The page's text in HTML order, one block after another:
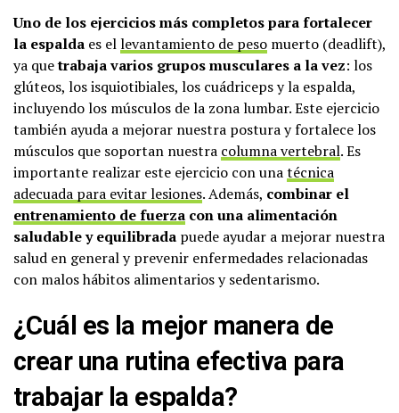
Uno de los ejercicios más completos para fortalecer
la espalda es ellevantamiento de peso muerto (deadlift),
ya quetrabaja varios grupos musculares a la vez: los
glúteos, los isquiotibiales, los cuádriceps y la espalda,
incluyendo los músculos de la zona lumbar. Este ejercicio
también ayuda a mejorar nuestra postura y fortalece los
músculos que soportan nuestra columna vertebral. Es
importante realizar este ejercicio con unatécnica
adecuada para evitar lesiones. Además, combinar el
entrenamiento de fuerza con una alimentación
saludable y equilibrada puede ayudar a mejorar nuestra
salud en general y prevenir enfermedades relacionadas
con malos hábitos alimentarios y sedentarismo.
¿Cuál es la mejor manera de
crear una rutina efectiva para
trabajar la espalda?